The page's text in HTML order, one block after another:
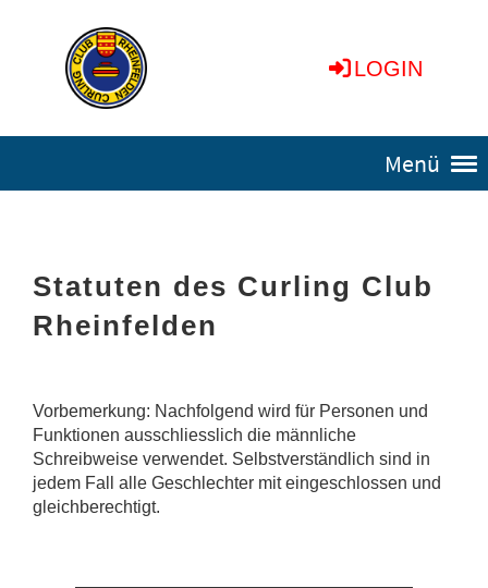
LOGIN
Menü
Statuten des Curling Club
Rheinfelden
Vorbemerkung: Nachfolgend wird für Personen und
Funktionen ausschliesslich die männliche
Schreibweise verwendet. Selbstverständlich sind in
jedem Fall alle Geschlechter mit eingeschlossen und
gleichberechtigt.